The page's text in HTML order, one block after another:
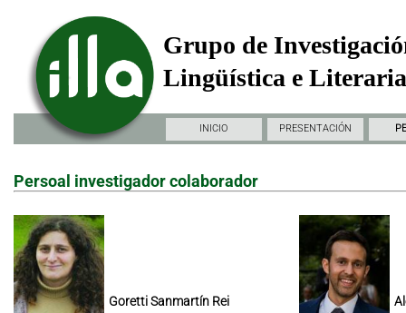
Grupo de
Lingüística e
INICIO PRESENTACIÓN
Persoal investigador colaborador
Goretti Sanmartín Rei